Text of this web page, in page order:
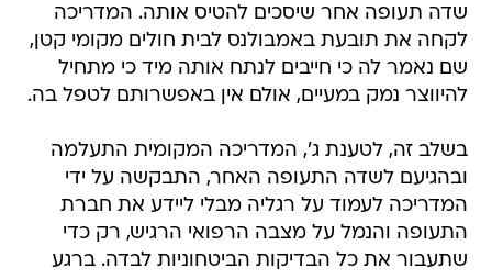
שדה תעופה אחר שיסכים להטיס אותה. המדריכה
לקחה את תובעת באמבולנס לבית חולים מקומי קטן,
שם נאמר לה כי חייבים לנתח אותה מיד כי מתחיל
להיווצר נמק במעיים, אולם אין באפשרותם לטפל בה.
בשלב זה, לטענת ג', המדריכה המקומית התעלמה
ובהגיעם לשדה התעופה האחר, התבקשה על ידי
המדריכה לעמוד על רגליה מבלי ליידע את חברת
התעופה והנמל על מצבה הרפואי הרגיש, רק כדי
שתעבור את כל הבדיקות הביטחוניות לבדה. ברגע